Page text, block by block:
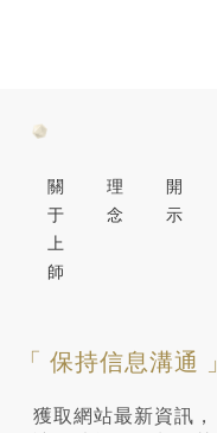
關
于
上
師
理
念
開
示
「 保持信息溝通 」
獲取網站最新資訊，